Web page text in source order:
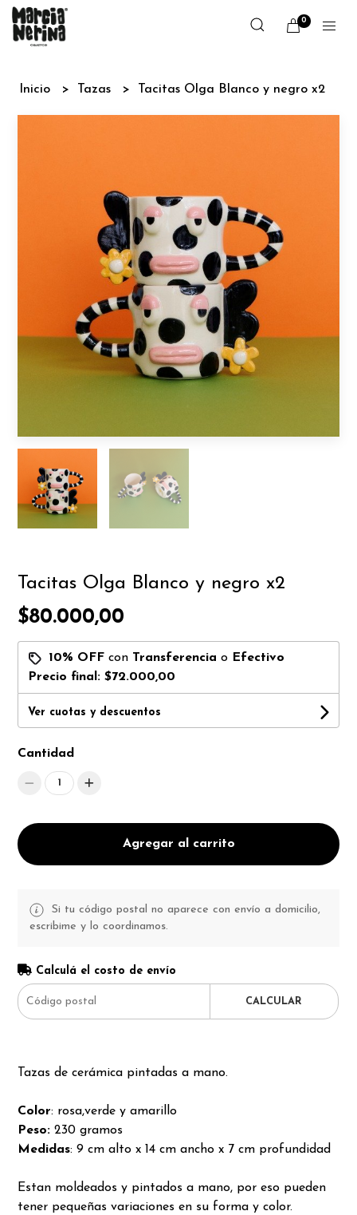
0
Inicio Tazas Tacitas Olga Blanco y negro x2
Tacitas Olga Blanco y negro x2
$80.000,00
10% OFF con Transferencia o Efectivo
Precio final:$72.000,00
Ver cuotas y descuentos
Cantidad
1
Agregar al carrito
Si tu código postal no aparece con envío a domicilio,
escribime y lo coordinamos.
Calculá el costo de envío
CALCULAR
Tazas de cerámica pintadas a mano.
Color: rosa,verde y amarillo
Peso: 230 gramos
Medidas: 9 cm alto x 14 cm ancho x 7 cm profundidad
Estan moldeados y pintados a mano, por eso pueden
tener pequeñas variaciones en su forma y color.